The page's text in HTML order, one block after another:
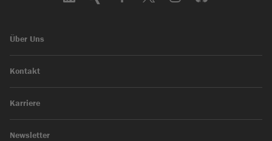
Über Uns
Kontakt
Karriere
Newsletter